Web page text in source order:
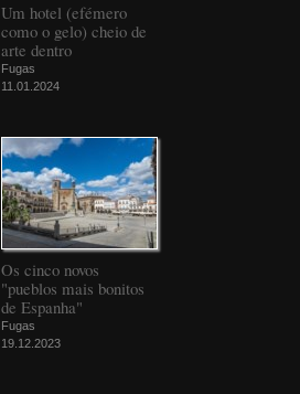
Um hotel (efémero
como o gelo) cheio de
arte dentro
Fugas
11.01.2024
Os cinco novos
"pueblos mais bonitos
de Espanha"
Fugas
19.12.2023